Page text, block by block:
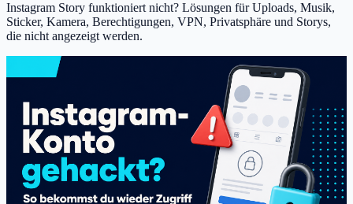
Instagram Story funktioniert nicht? Lösungen für Uploads, Musik,
Sticker, Kamera, Berechtigungen, VPN, Privatsphäre und Storys,
die nicht angezeigt werden.